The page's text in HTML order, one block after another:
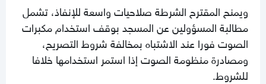
ويمنح المقترح الشرطة صلاحيات واسعة للإنفاذ، تشمل
مطالبة المسؤولين عن المسجد بوقف استخدام مكبرات
الصوت فورا عند الاشتباه بمخالفة شروط التصريح،
ومصادرة منظومة الصوت إذا استمر استخدامها خلافا
للشروط.